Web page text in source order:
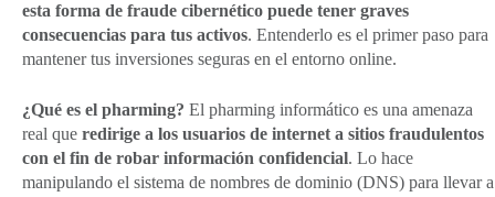
esta forma de fraude cibernético puede tener graves
consecuencias para tus activos. Entenderlo es el primer paso para
mantener tus inversiones seguras en el entorno online.
¿Qué es el pharming? El pharming informático es una amenaza
real que redirige a los usuarios de internet a sitios fraudulentos
con el fin de robar información confidencial. Lo hace
manipulando el sistema de nombres de dominio (DNS) para llevar a